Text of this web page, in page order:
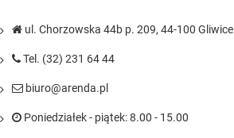
ul. Chorzowska 44b p. 209, 44-100 Gliwice
Tel. (32) 231 64 44
biuro@arenda.pl
Poniedziałek - piątek: 8.00 - 15.00